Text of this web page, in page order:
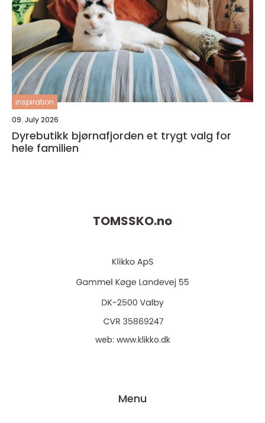
inspiration
09. July 2026
Dyrebutikk bjørnafjorden et trygt valg for
hele familien
TOMSSKO.no
web: www.klikko.dk
Menu